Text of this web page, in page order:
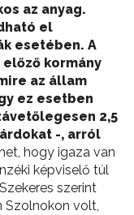
az anyag.
el
esetében. A
kormány
az állam
ez esetben
2,5
-, arról
hogy igaza van
képviselő túl
szerint
Szolnokon volt,